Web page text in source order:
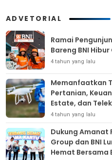
ADVETORIAL
Ramai
Bareng BNI Hibur
4 tahun yang lalu
Memanfaatkan
Pertanian,
Estate, dan
4 tahun yang lalu
Dukung Amanat
Group dan BNI
Hemat Bersama